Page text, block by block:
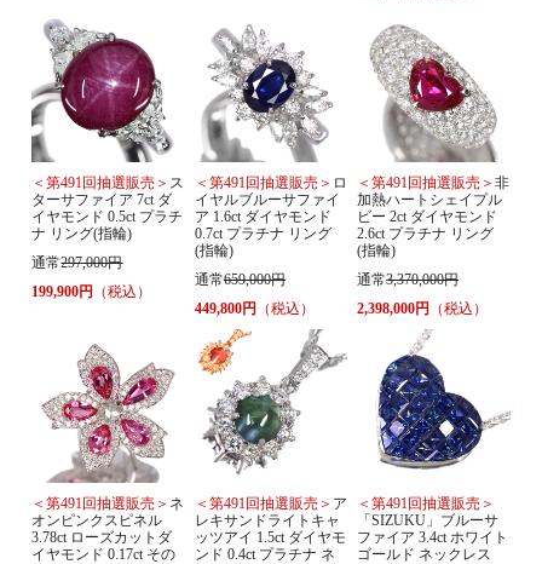
＜第491回抽選販売＞ ス
ターサファイア 7ct ダ
イヤモンド 0.5ct プラチ
ナ リング(指輪)
通常297,000円
199,900円
（税込）
＜第491回抽選販売＞ ロ
イヤルブルーサファイ
ア 1.6ct ダイヤモンド
0.7ct プラチナ リング
(指輪)
通常659,000円
449,800円
（税込）
＜第491回抽選販売＞非
加熱ハートシェイプル
ビー 2ct ダイヤモンド
2.6ct プラチナ リング
(指輪)
通常3,370,000円
2,398,000円
（税込）
＜第491回抽選販売＞ ネ
オンピンクスピネル
3.78ct ローズカットダ
イヤモンド 0.17ct その
＜第491回抽選販売＞ ア
レキサンドライトキャ
ッツアイ 1.5ct ダイヤモ
ンド 0.4ct プラチナ ネ
＜第491回抽選販売＞
「SIZUKU」ブルーサ
ファイア 3.4ct ホワイト
ゴールド ネックレス